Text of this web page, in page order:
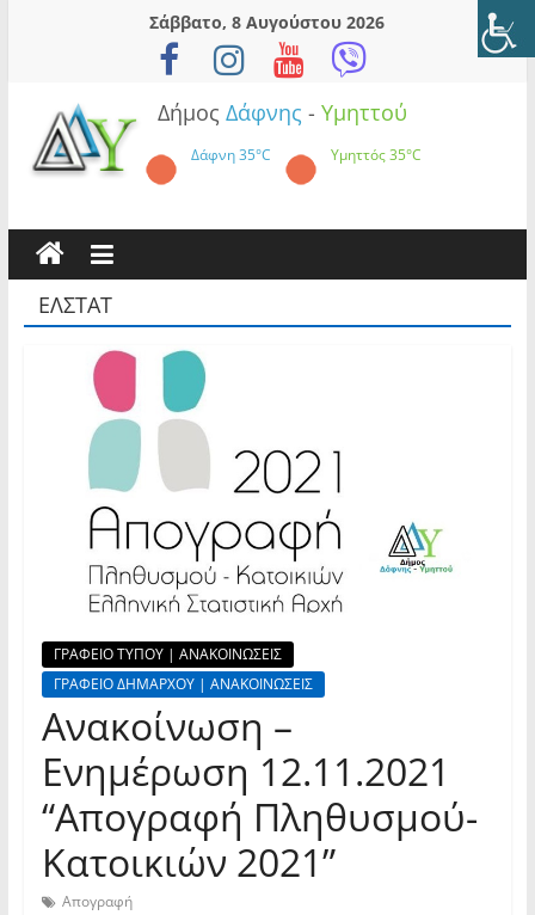
Σάββατο, 8 Αυγούστου 2026
Δήμος Δάφνης - Υμηττού
Δάφνη35°C Υμηττός35°C
ΕΛΣΤΑΤ
ΓΡΑΦΕΙΟ ΤΥΠΟΥ | ΑΝΑΚΟΙΝΩΣΕΙΣ
ΓΡΑΦΕΙΟ ΔΗΜΑΡΧΟΥ | ΑΝΑΚΟΙΝΩΣΕΙΣ
Ανακοίνωση –
Ενημέρωση 12.11.2021
“Απογραφή Πληθυσμού-
Κατοικιών 2021”
Απογραφή